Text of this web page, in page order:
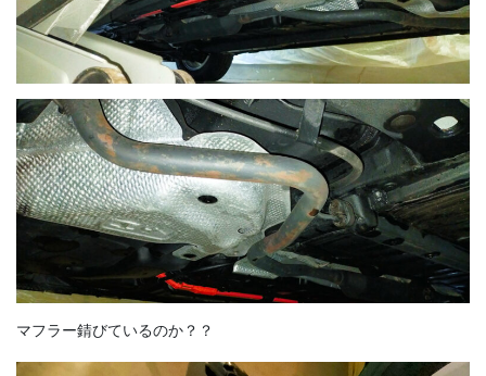
マフラー錆びているのか？？